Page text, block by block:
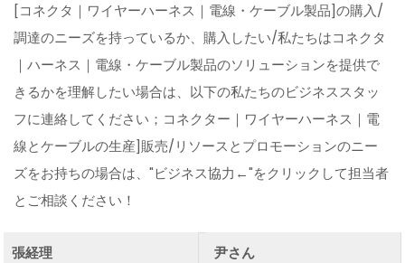
[コネクタ｜ワイヤーハーネス｜電線・ケーブル製品]の購入/
調達のニーズを持っているか、購入したい/私たちはコネクタ
｜ハーネス｜電線・ケーブル製品のソリューションを提供で
きるかを理解したい場合は、以下の私たちのビジネススタッ
フに連絡してください；コネクター｜ワイヤーハーネス｜電
線とケーブルの生産]販売/リソースとプロモーションのニー
ズをお持ちの場合は、"ビジネス協力←"をクリックして担当者
とご相談ください！
張経理
尹さん